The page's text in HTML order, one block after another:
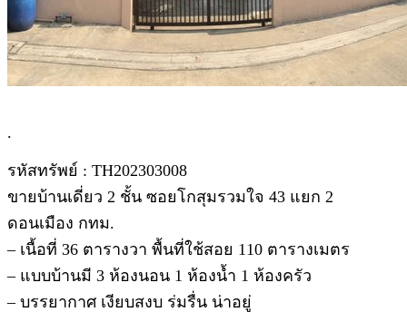
.
รหัสทรัพย์ : TH202303008
ขายบ้านเดี่ยว 2 ชั้น ซอยโกสุมรวมใจ 43 แยก 2
ดอนเมือง กทม.
– เนื้อที่ 36 ตารางวา พื้นที่ใช้สอย 110 ตารางเมตร
– แบบบ้านมี 3 ห้องนอน 1 ห้องน้ำ 1 ห้องครัว
– บรรยากาศ เงียบสงบ ร่มรื่น น่าอยู่